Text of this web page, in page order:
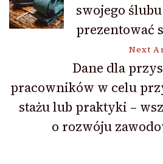
Navigation
swojego
prezentować
Next
Dane dla
pracowników w celu
stażu lub praktyki –
o rozwóju